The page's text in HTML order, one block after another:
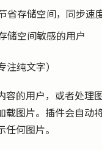
省存储空间，同步速
储空间敏感的用户
注纯文字）
容的用户，或者处理
载图片。插件会自动
何图片。